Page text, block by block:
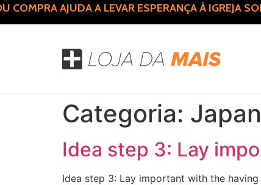
COMPRA AJUDA A LEVAR ESPERANÇA À IGREJA
Categoria:
Idea step 3: Lay
Idea step 3: Lay important with the